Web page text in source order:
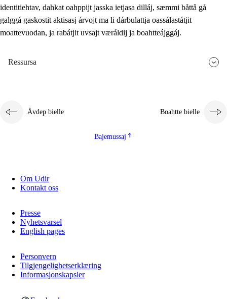
identitiehtav, dahkat oahppijt jasska ietjasa dilláj, sæmmi båttå gå
galggá gaskostit aktisasj árvojt ma li dárbulattja oassálastátjit
moattevuodan, ja rabátjit uvsajt væráldij ja boahtteájggáj.
Ressursa
Åvdep bielle Boahtte bielle
Bajemussaj
Om Udir
Kontakt oss
Presse
Nyhetsvarsel
English pages
Personvern
Tilgjengelighetserklæring
Informasjonskapsler